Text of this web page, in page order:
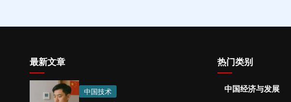
最新文章
中国技术
热门类别
中国经济与发展